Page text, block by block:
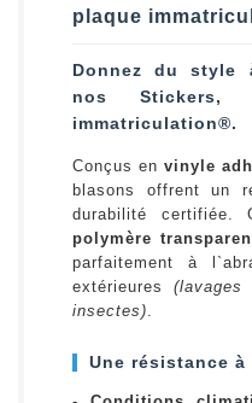
plaque
Donnez du style
nos Stickers,
immatriculation®.
Conçus en vinyle
blasons offrent un
durabilité certifiée.
polymère
parfaitement à
extérieures (lavages
insectes).
Une résistance